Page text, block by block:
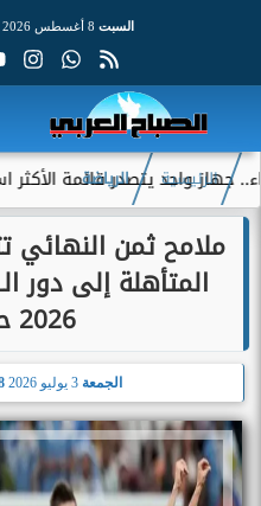
السبت
يتصدر قائمة الأكثر استهلاكًا
الرئيسية الرياضة
ملامح ثمن النهائي
2026 حتى الآن
الجمعة 3 يوليو 2026